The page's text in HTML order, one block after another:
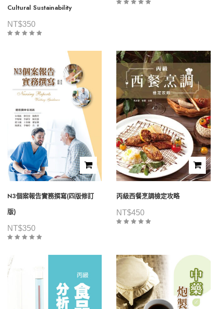
Cultural Sustainability
NT$350
N3個案報告實務撰寫(四版修訂
版)
NT$350
丙級西餐烹調檢定攻略
NT$450